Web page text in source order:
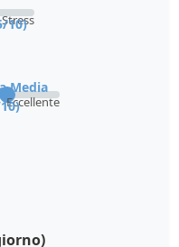
10)
Eccellente
Media